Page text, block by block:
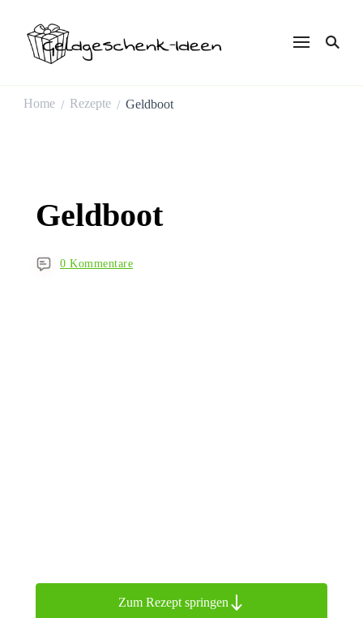
Ideen
Home / Rezepte / Geldboot
Geldboot
0 Kommentare
Zum Rezept springen